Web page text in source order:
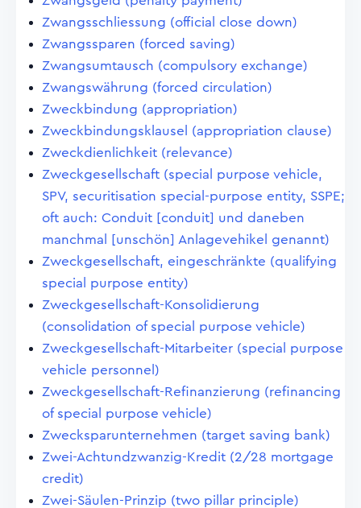
Zwangsschliessung (official close down)
Zwangssparen (forced saving)
Zwangsumtausch (compulsory exchange)
Zwangswährung (forced circulation)
Zweckbindung (appropriation)
Zweckbindungsklausel (appropriation clause)
Zweckdienlichkeit (relevance)
Zweckgesellschaft (special purpose vehicle,
SPV, securitisation special-purpose entity, SSPE;
oft auch: Conduit [conduit] und daneben
manchmal [unschön] Anlagevehikel genannt)
Zweckgesellschaft, eingeschränkte (qualifying
special purpose entity)
Zweckgesellschaft-Konsolidierung
(consolidation of special purpose vehicle)
Zweckgesellschaft-Mitarbeiter (special purpose
vehicle personnel)
Zweckgesellschaft-Refinanzierung (refinancing
of special purpose vehicle)
Zwecksparunternehmen (target saving bank)
Zwei-Achtundzwanzig-Kredit (2/28 mortgage
credit)
Zwei-Säulen-Prinzip (two pillar principle)